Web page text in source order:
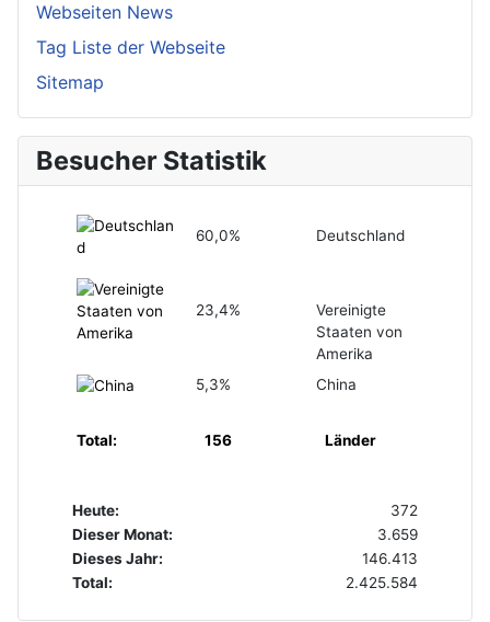
Webseiten News
Tag Liste der Webseite
Sitemap
Besucher Statistik
60,0% Deutschland
23,4%
Vereinigte
Staaten von
Amerika
5,3%
China
Total: 156 Länder
Heute:
372
Dieser Monat:
3.659
Dieses Jahr:
146.413
Total:
2.425.584